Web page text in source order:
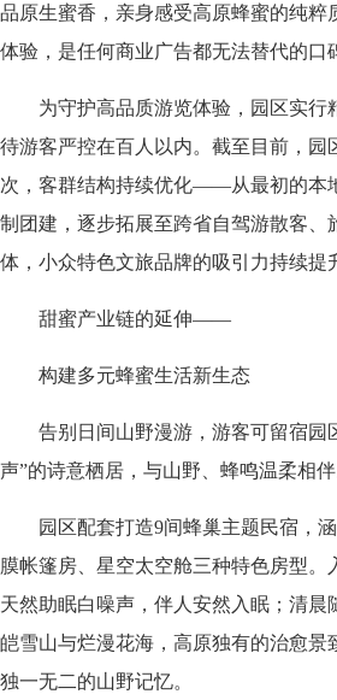
品原生蜜香，亲身感受高原蜂蜜的纯粹
体验，是任何商业广告都无法替代的口
为守护高品质游览体验，园区实行
待游客严控在百人以内。截至目前，园
次，客群结构持续优化——从最初的本
制团建，逐步拓展至跨省自驾游散客、
体，小众特色文旅品牌的吸引力持续提
甜蜜产业链的延伸——
构建多元蜂蜜生活新生态
告别日间山野漫游，游客可留宿园
声”的诗意栖居，与山野、蜂鸣温柔相伴
园区配套打造9间蜂巢主题民宿，
膜帐篷房、星空太空舱三种特色房型。
天然助眠白噪声，伴人安然入眠；清晨
皑雪山与烂漫花海，高原独有的治愈景
独一无二的山野记忆。